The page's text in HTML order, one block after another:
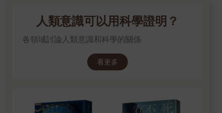
人類意識可以用科學證明？
各領域討論人類意識和科學的關係
看更多